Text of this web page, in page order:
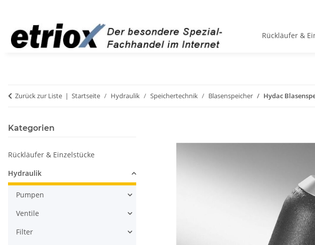
Rückläufer &
Zurück zur Liste Startseite Hydraulik Speichertechnik Blasenspeicher Hydac
Kategorien
Rückläufer & Einzelstücke
Hydraulik
Pumpen
Ventile
Filter